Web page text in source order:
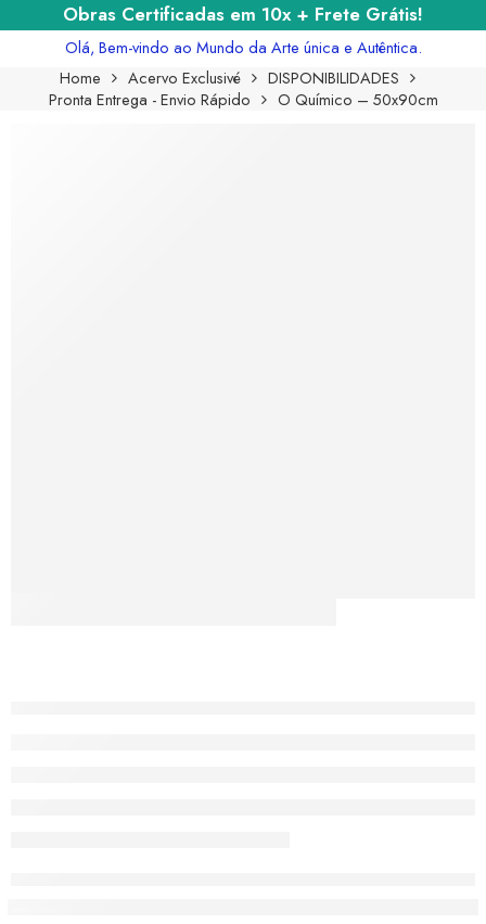
Obras Certificadas em 10x + Frete Grátis!
Olá, Bem-vindo ao Mundo da Arte única e Autêntica.
Home
Acervo Exclusivé
DISPONIBILIDADES
Pronta Entrega - Envio Rápido
O Químico – 50x90cm